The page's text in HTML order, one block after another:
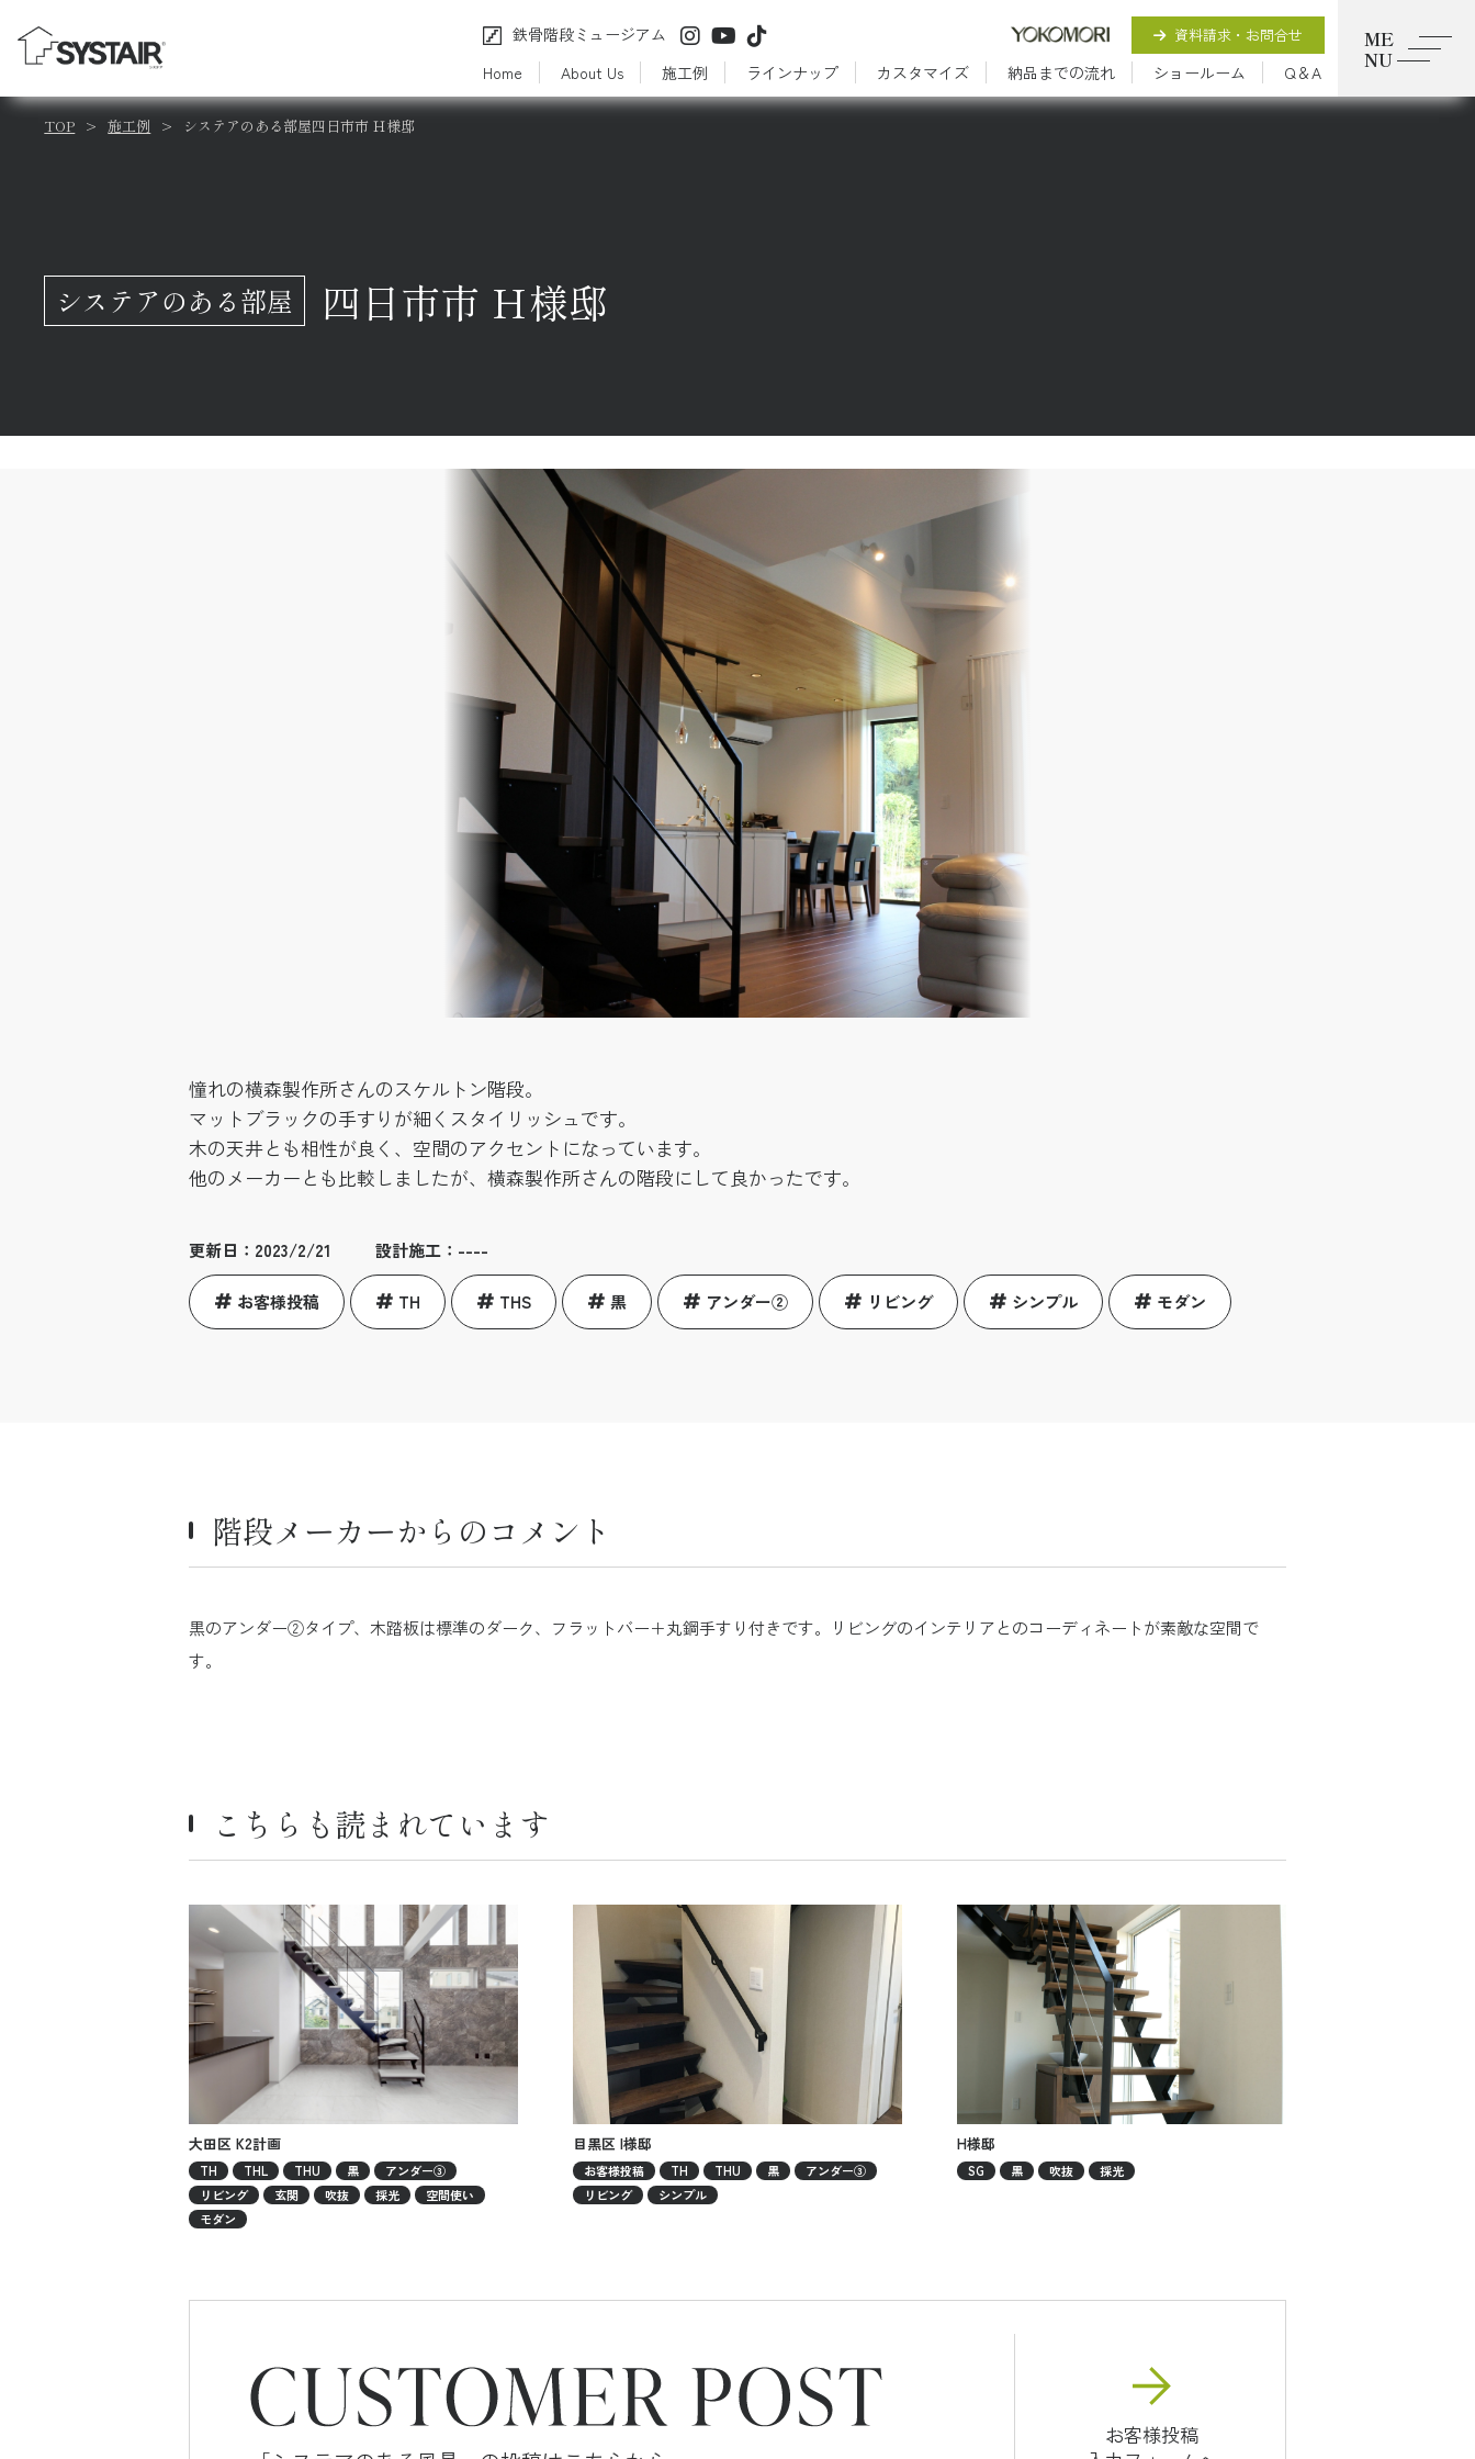
鉄骨階段ミュージアム 資料請求・お問合せ
Home About Us 施工例 ラインナップ カスタマイズ 納品までの流れ ショールーム Q＆A
ME
NU
TOP 施工例 システアのある部屋四日市市 Ｈ様邸
システアのある部屋 四日市市 Ｈ様邸
憧れの横森製作所さんのスケルトン階段。
マットブラックの手すりが細くスタイリッシュです。
木の天井とも相性が良く、空間のアクセントになっています。
他のメーカーとも比較しましたが、横森製作所さんの階段にして良かったです。
更新日：2023/2/21 設計施工：----
お客様投稿 TH THS 黒 アンダー② リビング シンプル モダン
階段メーカーからのコメント
黒のアンダー②タイプ、木踏板は標準のダーク、フラットバー＋丸鋼手すり付きです。リビングのインテリアとのコーディネートが素敵な空間で
す。
こちらも読まれています
大田区 K2計画
TH THL THU 黒
アンダー③
リビング
玄関 吹抜 採光
空間使い
モダン
目黒区 I様邸
お客様投稿 TH THU 黒
アンダー③
リビング
シンプル
H様邸
SG 黒 吹抜 採光
お客様投稿